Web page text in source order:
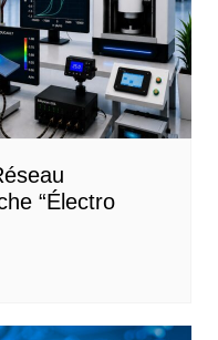
“Électro